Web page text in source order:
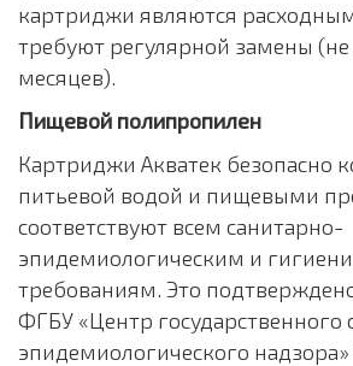
картриджи являются
требуют регулярной замены (не
месяцев).
Пищевой полипропилен
Картриджи Акватек безопасно
питьевой водой и пищевыми
соответствуют всем санитарно-
эпидемиологическим и
требованиям. Это
ФГБУ «Центр государственного
эпидемиологического